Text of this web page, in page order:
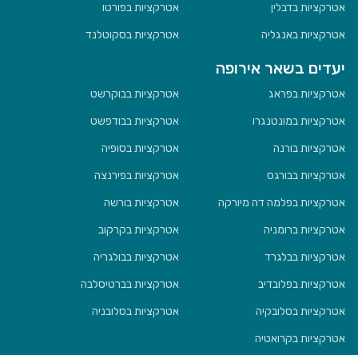
אטרקציות בדבלין
אטרקציות בפורטו
אטרקציות באנגליה
אטרקציות בסקוטלנד
יעדים בשאר אירופה
אטרקציות בפראג
אטרקציות בבוקרשט
אטרקציות במונטנגרו
אטרקציות בבודפשט
אטרקציות בורנה
אטרקציות בסופיה
אטרקציות בבורגס
אטרקציות בפירנצה
אטרקציות בפלמה דה מיורקה
אטרקציות בורשה
אטרקציות ברומניה
אטרקציות בקרקוב
אטרקציות בבלגרד
אטרקציות בבולגריה
אטרקציות בפלובדיב
אטרקציות בברטיסלבה
אטרקציות בסלובקיה
אטרקציות בסלובניה
אטרקציות בקרואטיה